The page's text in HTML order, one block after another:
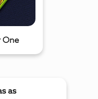
One
as